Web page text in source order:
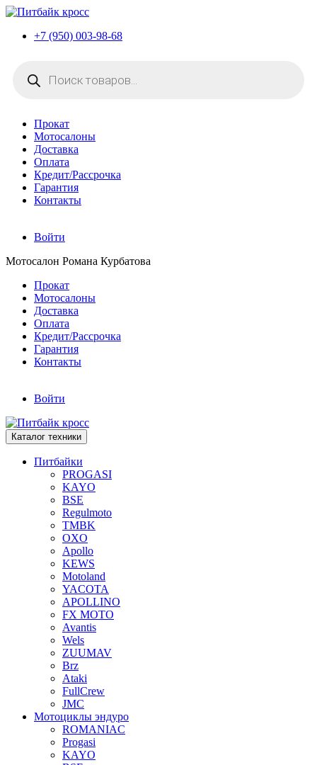
+7 (950) 003-98-68
товаров
Прокат
Мотосалоны
Доставка
Оплата
Кредит/Рассрочка
Гарантия
Контакты
Войти
Мотосалон Романа Курбатова
Прокат
Мотосалоны
Доставка
Оплата
Кредит/Рассрочка
Гарантия
Контакты
Войти
Каталог техники
Питбайки
PROGASI
KAYO
BSE
Regulmoto
TMBK
OXO
Apollo
KEWS
Motoland
YACOTA
APOLLINO
FX MOTO
Avantis
Wels
ZUUMAV
Brz
Ataki
FullCrew
JMC
Мотоциклы эндуро
ROMANIAC
Progasi
KAYO